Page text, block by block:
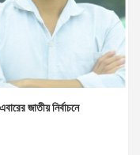
জাতীয় নির্বাচনে